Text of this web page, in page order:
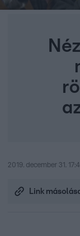
2019. december 31.
Link